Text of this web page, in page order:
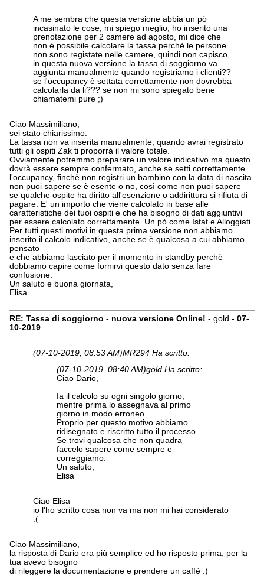
A me sembra che questa versione abbia un pò
incasinato le cose, mi spiego meglio, ho inserito una
prenotazione per 2 camere ad agosto, mi dice che
non è possibile calcolare la tassa perchè le persone
non sono registate nelle camere, quindi non capisco,
in questa nuova versione la tassa di soggiorno va
aggiunta manualmente quando registriamo i clienti??
se l'occupancy è settata correttamente non dovrebba
calcolarla da li??? se non mi sono spiegato bene
chiamatemi pure ;)
Ciao Massimiliano,
sei stato chiarissimo.
La tassa non va inserita manualmente, quando avrai registrato
tutti gli ospiti Zak ti proporrà il valore totale.
Ovviamente potremmo preparare un valore indicativo ma questo
dovrà essere sempre confermato, anche se setti correttamente
l'occupancy, finchè non registri un bambino con la data di nascita
non puoi sapere se è esente o no, così come non puoi sapere
se qualche ospite ha diritto all'esenzione o addirittura si rifiuta di
pagare. E' un importo che viene calcolato in base alle
caratteristiche dei tuoi ospiti e che ha bisogno di dati aggiuntivi
per essere calcolato correttamente. Un pò come Istat e Alloggiati.
Per tutti questi motivi in questa prima versione non abbiamo
inserito il calcolo indicativo, anche se è qualcosa a cui abbiamo
pensato
e che abbiamo lasciato per il momento in standby perchè
dobbiamo capire come fornirvi questo dato senza fare
confusione.
Un saluto e buona giornata,
Elisa
RE: Tassa di soggiorno - nuova versione Online! - gold - 07-
10-2019
(07-10-2019, 08:53 AM)MR294 Ha scritto:
(07-10-2019, 08:40 AM)gold Ha scritto:
Ciao Dario,
fa il calcolo su ogni singolo giorno,
mentre prima lo assegnava al primo
giorno in modo erroneo.
Proprio per questo motivo abbiamo
ridisegnato e riscritto tutto il processo.
Se trovi qualcosa che non quadra
faccelo sapere come sempre e
correggiamo.
Un saluto,
Elisa
Ciao Elisa
io l'ho scritto cosa non va ma non mi hai considerato
:(
Ciao Massimiliano,
la risposta di Dario era più semplice ed ho risposto prima, per la
tua avevo bisogno
di rileggere la documentazione e prendere un caffè :)